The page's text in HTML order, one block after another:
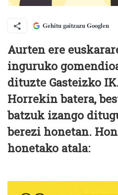
Gehitu gaitzazu Googlen
Aurten ere
inguruko
dituzte Gasteizko
Horrekin batera,
batzuk izango
berezi honetan.
honetako atala: